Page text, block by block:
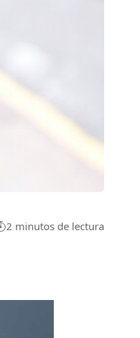
2 minutos de lectura